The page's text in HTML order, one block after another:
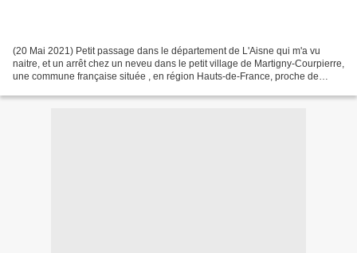
(20 Mai 2021) Petit passage dans le département de L'Aisne qui m'a vu
naitre, et un arrêt chez un neveu dans le petit village de Martigny-Courpierre,
une commune française située , en région Hauts-de-France, proche de